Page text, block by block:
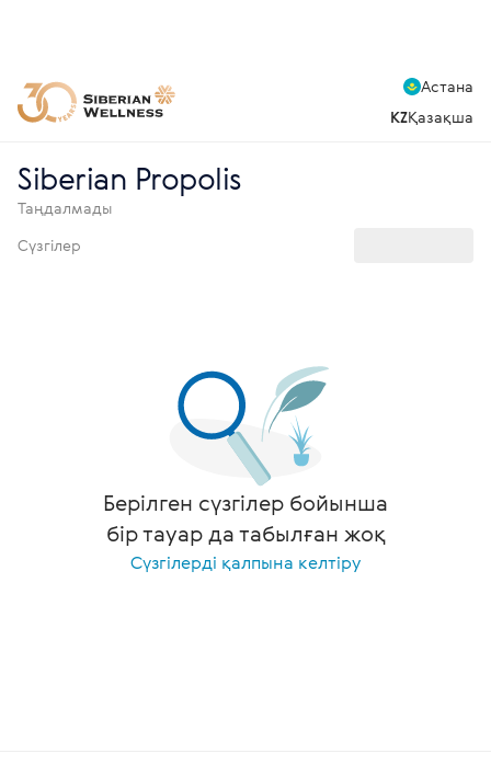
Астана
KZҚазақша
Siberian Propolis
Таңдалмады
Сүзгілер
Берілген сүзгілер бойынша
бір тауар да табылған жоқ
Сүзгілерді қалпына келтіру